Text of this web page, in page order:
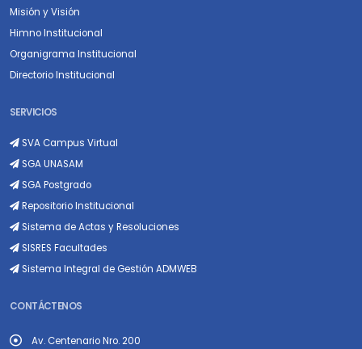
Misión y Visión
Himno Institucional
Organigrama Institucional
Directorio Institucional
SERVICIOS
SVA Campus Virtual
SGA UNASAM
SGA Postgrado
Repositorio Institucional
Sistema de Actas y Resoluciones
SISRES Facultades
Sistema Integral de Gestión ADMWEB
CONTÁCTENOS
Av. Centenario Nro. 200